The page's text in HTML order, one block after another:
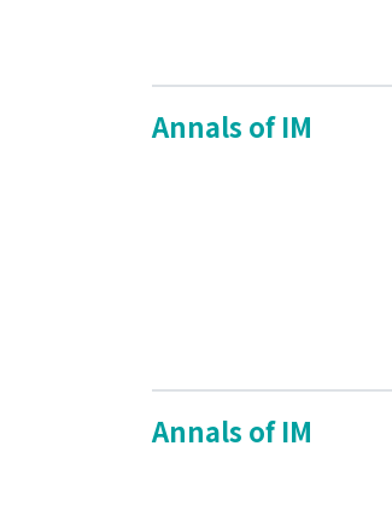
Annals of IM
Annals of IM